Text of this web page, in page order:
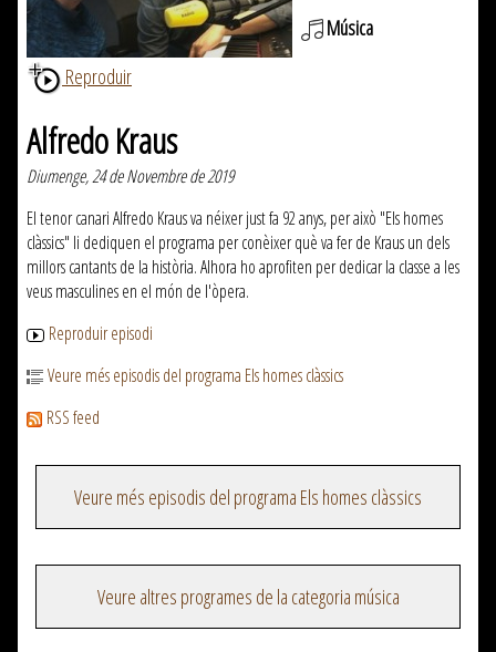
Música
Reproduir
Alfredo Kraus
Diumenge, 24 de Novembre de 2019
El tenor canari Alfredo Kraus va néixer just fa 92 anys, per això "Els homes
clàssics" li dediquen el programa per conèixer què va fer de Kraus un dels
millors cantants de la història. Alhora ho aprofiten per dedicar la classe a les
veus masculines en el món de l'òpera.
Reproduir episodi
Veure més episodis del programa Els homes clàssics
RSS feed
Veure més episodis del programa Els homes clàssics
Veure altres programes de la categoria música